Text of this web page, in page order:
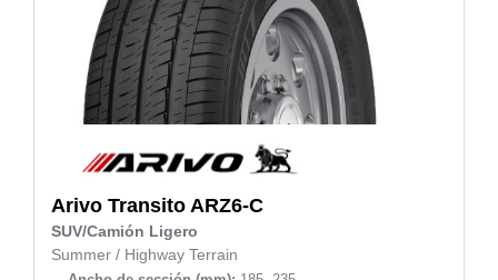
Arivo Transito ARZ6-C
SUV/Camión Ligero
Summer / Highway Terrain